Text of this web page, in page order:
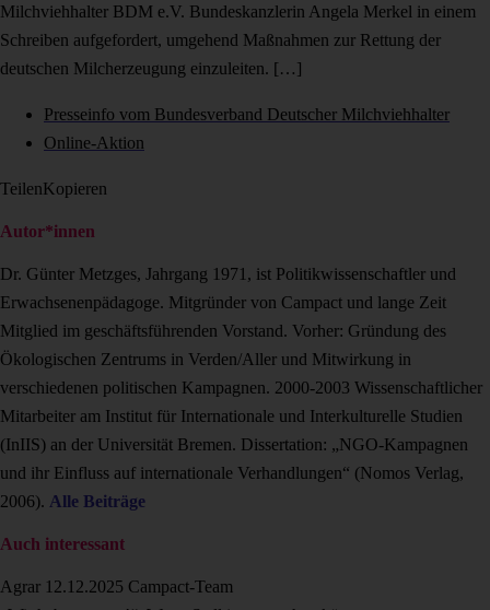
Milchviehhalter BDM e.V. Bundeskanzlerin Angela Merkel in einem
Schreiben aufgefordert, umgehend Maßnahmen zur Rettung der
deutschen Milcherzeugung einzuleiten. […]
Presseinfo vom Bundesverband Deutscher Milchviehhalter
Online-Aktion
TeilenKopieren
Autor*innen
Dr. Günter Metzges, Jahrgang 1971, ist Politikwissenschaftler und
Erwachsenenpäda­goge. Mitgründer von Campact und lange Zeit
Mitglied im geschäftsführenden Vorstand. Vorher: Gründung des
Ökologischen Zentrums in Verden/Aller und Mitwirkung in
verschiedenen politischen Kampagnen. 2000-2003 Wissenschaftlicher
Mitarbeiter am Institut für Internationale und Interkulturelle Studien
(InIIS) an der Universität Bremen. Dissertation: „NGO-Kampagnen
und ihr Einfluss auf internationale Verhandlungen“ (Nomos Verlag,
2006). Alle Beiträge
Auch interessant
Agrar 12.12.2025 Campact-Team